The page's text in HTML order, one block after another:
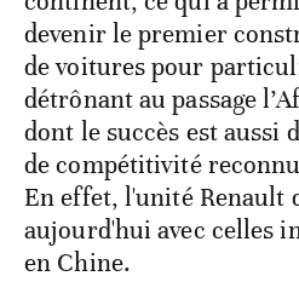
devenir le premier
de voitures pour
détrônant au passage
dont le succès est aussi
de compétitivité
En effet, l'unité Renault
aujourd'hui avec celles
en Chine.